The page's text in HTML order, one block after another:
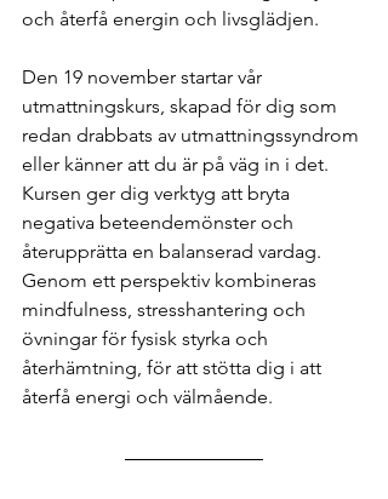
och återfå energin och livsglädjen.
Den 19 november startar vår
utmattningskurs, skapad för dig som
redan drabbats av utmattningssyndrom
eller känner att du är på väg in i det.
Kursen ger dig verktyg att bryta
negativa beteendemönster och
återupprätta en balanserad vardag.
Genom ett perspektiv kombineras
mindfulness, stresshantering och
övningar för fysisk styrka och
återhämtning, för att stötta dig i att
återfå energi och välmående.